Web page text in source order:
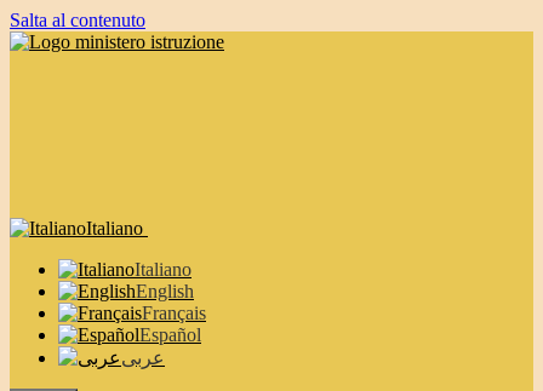
Salta al contenuto
Italiano
Italiano
English
Français
Español
عربى